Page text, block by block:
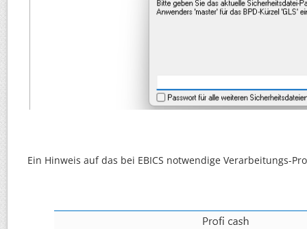
Ein Hinweis auf das bei EBICS notwendige Verarbeitungs-